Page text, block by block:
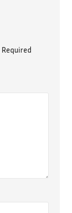
Required